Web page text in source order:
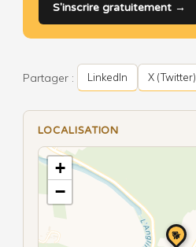
S'inscrire gratuitement →
Partager : LinkedIn X (Twitter)
LOCALISATION
🐕
+
−